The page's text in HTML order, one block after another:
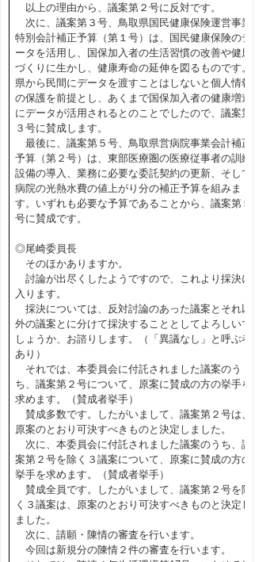
以上の理由から、議案第２号に反対です。
次に、議案第３号、鳥取県国民健康保険運営事業
特別会計補正予算（第１号）は、国民健康保険のデ
ータを活用し、国保加入者の生活習慣の改善や健康
づくりに生かし、健康寿命の延伸を図るものです。
県から民間にデータを渡すことはしないと個人情報
の保護を前提とし、あくまで国保加入者の健康増進
にデータが活用されるとのことでしたので、議案第
３号に賛成します。
最後に、議案第５号、鳥取県営病院事業会計補正
予算（第２号）は、東部医療圏の医療従事者の訓練
設備の導入、業務に必要な委託契約の更新、そして
病院の光熱水費の値上がり分の補正予算を組みま
す。いずれも必要な予算であることから、議案第５
号に賛成です。
◎尾崎委員長
そのほかありますか。
討論が出尽くしたようですので、これより採決に
入ります。
採決については、反対討論のあった議案とそれ以
外の議案とに分けて採決することとしてよろしいで
しょうか、お諮りします。（「異議なし」と呼ぶ者
あり）
それでは、本委員会に付託されました議案のう
ち、議案第２号について、原案に賛成の方の挙手を
求めます。（賛成者挙手）
賛成多数です。したがいまして、議案第２号は、
原案のとおり可決すべきものと決定しました。
次に、本委員会に付託されました議案のうち、議
案第２号を除く３議案について、原案に賛成の方の
挙手を求めます。（賛成者挙手）
賛成全員です。したがいまして、議案第２号を除
く３議案は、原案のとおり可決すべきものと決定し
ました。
次に、請願・陳情の審査を行います。
今回は新規分の陳情２件の審査を行います。